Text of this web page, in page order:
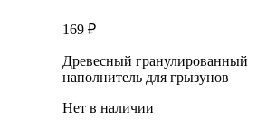
169 ₽
Древесный гранулированный
наполнитель для грызунов
Нет в наличии